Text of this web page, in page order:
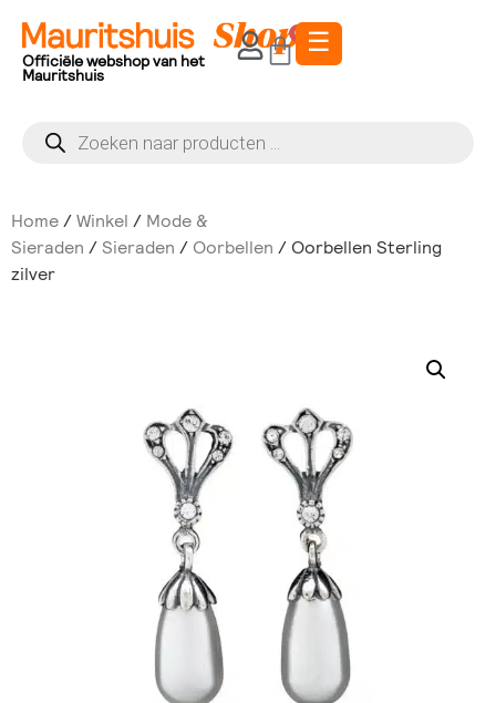
Officiële webshop van het
Mauritshuis
0 ☰
Home/Winkel / Mode &
Sieraden / Sieraden / Oorbellen / Oorbellen Sterling
zilver